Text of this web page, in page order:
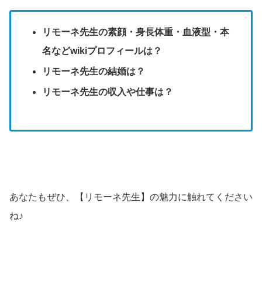
リモーネ先生の素顔・身長体重・血液型・本
名などwikiプロフィールは？
リモーネ先生の結婚は？
リモーネ先生の収入や仕事は？
あなたもぜひ、【リモーネ先生】の魅力に触れてください
ね♪